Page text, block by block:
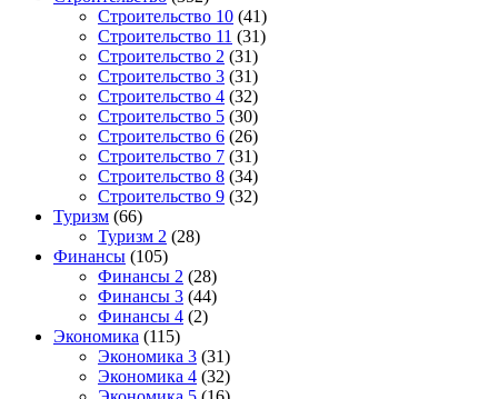
Строительство 10 (41)
Строительство 11 (31)
Строительство 2 (31)
Строительство 3 (31)
Строительство 4 (32)
Строительство 5 (30)
Строительство 6 (26)
Строительство 7 (31)
Строительство 8 (34)
Строительство 9 (32)
Туризм (66)
Туризм 2 (28)
Финансы (105)
Финансы 2 (28)
Финансы 3 (44)
Финансы 4 (2)
Экономика (115)
Экономика 3 (31)
Экономика 4 (32)